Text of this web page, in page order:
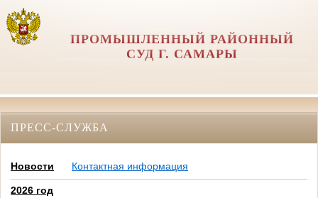
ПРОМЫШЛЕННЫЙ РАЙОННЫЙ
СУД Г. САМАРЫ
ПРЕСС-СЛУЖБА
Новости Контактная информация
2026 год